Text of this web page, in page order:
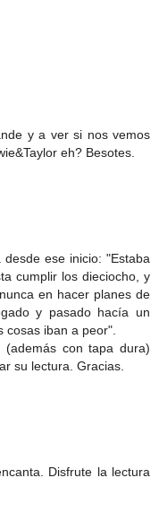
y a ver si nos vemos
eh? Besotes.
ese inicio: "Estaba
cumplir los dieciocho, y
en hacer planes de
y pasado hacía un
cosas iban a peor".
con tapa dura)
su lectura. Gracias.
Disfrute la lectura